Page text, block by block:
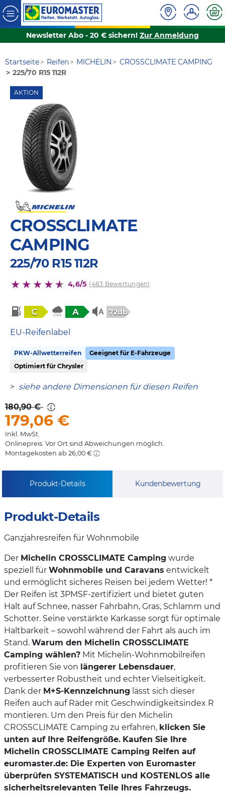
Newsletter Abo - 20 € sichern! Zur Anmeldung
Startseite Reifen MICHELIN
CROSSCLIMATE CAMPING
225/70 R15 112R
AKTION
CROSSCLIMATE
CAMPING
225/70 R15 112R
4,6/5 (483 Bewertungen)
C A 72db
EU-Reifenlabel
PKW-Allwetterreifen
Geeignet für E-Fahrzeuge
Optimiert für Chrysler
> siehe andere Dimensionen für diesen Reifen
180,90 €
179,06 €
Inkl. MwSt.
Onlinepreis. Vor Ort sind Abweichungen möglich.
Montagekosten ab 26,00 €
Produkt-Details Kundenbewertung
Produkt-Details
Ganzjahresreifen für Wohnmobile
Der Michelin CROSSCLIMATE Camping wurde
speziell für Wohnmobile und Caravans entwickelt
und ermöglicht sicheres Reisen bei jedem Wetter! *
Der Reifen ist 3PMSF-zertifiziert und bietet guten
Halt auf Schnee, nasser Fahrbahn, Gras, Schlamm und
Schotter. Seine verstärkte Karkasse sorgt für optimale
Haltbarkeit – sowohl während der Fahrt als auch im
Stand. Warum den Michelin CROSSCLIMATE
Camping wählen? Mit Michelin-Wohnmobilreifen
profitieren Sie von längerer Lebensdauer,
verbesserter Robustheit und echter Vielseitigkeit.
Dank der M+S-Kennzeichnung lässt sich dieser
Reifen auch auf Räder mit Geschwindigkeitsindex R
montieren. Um den Preis für den Michelin
CROSSCLIMATE Camping zu erfahren, klicken Sie
unten auf Ihre Reifengröße. Kaufen Sie Ihre
Michelin CROSSCLIMATE Camping Reifen auf
euromaster.de: Die Experten von Euromaster
überprüfen SYSTEMATISCH und KOSTENLOS alle
sicherheitsrelevanten Teile Ihres Fahrzeugs.